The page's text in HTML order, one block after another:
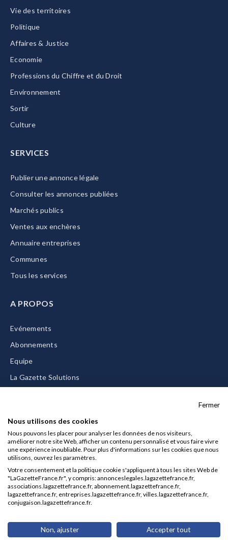
Vie des territoires
Politique
Affaires & Justice
Economie
Professions du Chiffre et du Droit
Environnement
Sortir
Culture
SERVICES
Publier une annonce légale
Consulter les annonces publiées
Marchés publics
Ventes aux enchères
Annuaire entreprises
Communes
Tous les services
A PROPOS
Evénements
Abonnements
Equipe
La Gazette Solutions
Mentions légales
CGU/CGV
Données personnelles
Charte sur les cookies
Gérer vos cookies
© 2026 La Gazette France
Fermer
Nous utilisons des cookies
Nous pouvons les placer pour analyser les données de nos visiteurs,
améliorer notre site Web, afficher un contenu personnalisé et vous faire vivre
une expérience inoubliable. Pour plus d'informations sur les cookies que nous
utilisons, ouvrez les paramètres.
Votre consentement et la politique cookie s'appliquent à tous les sites Web de
"LaGazetteFrance.fr", y compris: annonceslegales.lagazettefrance.fr,
associations.lagazettefrance.fr, abonnement.lagazettefrance.fr,
lagazettefrance.fr, entreprises.lagazettefrance.fr, villes.lagazettefrance.fr,
conjugaison.lagazettefrance.fr.
Non, ajuster Accepter tout